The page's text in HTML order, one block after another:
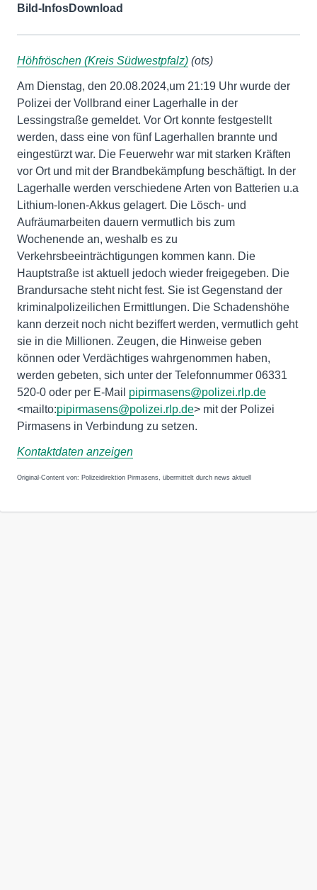
Bild-InfosDownload
Höhfröschen (Kreis Südwestpfalz) (ots)
Am Dienstag, den 20.08.2024,um 21:19 Uhr wurde der
Polizei der Vollbrand einer Lagerhalle in der
Lessingstraße gemeldet. Vor Ort konnte festgestellt
werden, dass eine von fünf Lagerhallen brannte und
eingestürzt war. Die Feuerwehr war mit starken Kräften
vor Ort und mit der Brandbekämpfung beschäftigt. In der
Lagerhalle werden verschiedene Arten von Batterien u.a
Lithium-Ionen-Akkus gelagert. Die Lösch- und
Aufräumarbeiten dauern vermutlich bis zum
Wochenende an, weshalb es zu
Verkehrsbeeinträchtigungen kommen kann. Die
Hauptstraße ist aktuell jedoch wieder freigegeben. Die
Brandursache steht nicht fest. Sie ist Gegenstand der
kriminalpolizeilichen Ermittlungen. Die Schadenshöhe
kann derzeit noch nicht beziffert werden, vermutlich geht
sie in die Millionen. Zeugen, die Hinweise geben
können oder Verdächtiges wahrgenommen haben,
werden gebeten, sich unter der Telefonnummer 06331
520-0 oder per E-Mail pipirmasens@polizei.rlp.de
<mailto:pipirmasens@polizei.rlp.de> mit der Polizei
Pirmasens in Verbindung zu setzen.
Kontaktdaten anzeigen
Original-Content von: Polizeidirektion Pirmasens, übermittelt durch news aktuell